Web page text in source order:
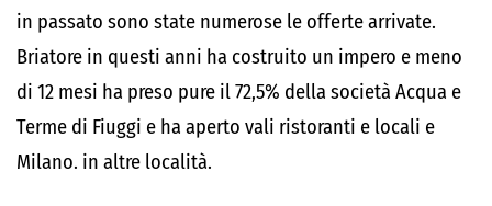
in passato sono state numerose le offerte arrivate.
Briatore in questi anni ha costruito un impero e meno
di 12 mesi ha preso pure il 72,5% della società Acqua e
Terme di Fiuggi e ha aperto vali ristoranti e locali e
Milano. in altre località.